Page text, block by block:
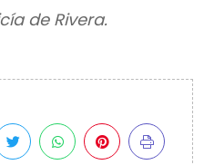
de Rivera.